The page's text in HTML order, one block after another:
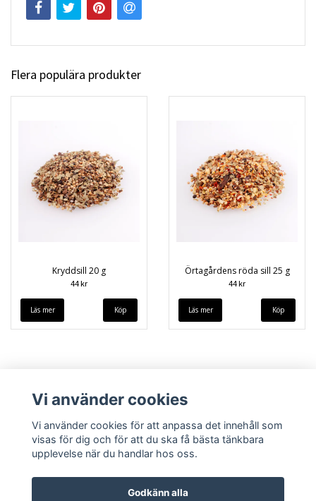
Flera populära produkter
Kryddsill 20 g
44 kr
Läs mer
Örtagårdens röda sill 25 g
44 kr
Läs mer
Köpvillkor Kontakt
Vi använder cookies
Vi använder cookies för att anpassa det innehåll som
visas för dig och för att du ska få bästa tänkbara
upplevelse när du handlar hos oss.
Godkänn alla